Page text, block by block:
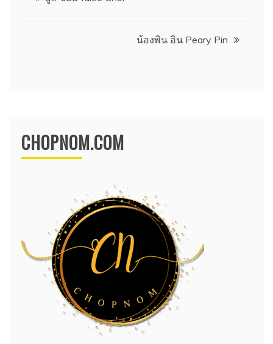
น้องพิน อิน Peary Pin
CHOPNOM.COM